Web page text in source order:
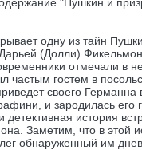
одну из тайн
(Долли)
отмечали в
частым гостем в
своего
и зародилась его
детективная история
Заметим, что в этой
обнаруженный им